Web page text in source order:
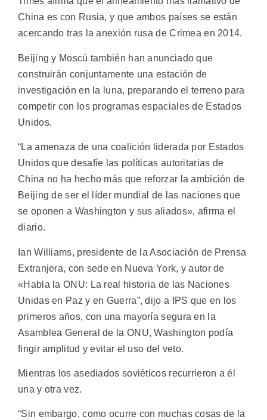
China es con Rusia, y que ambos países se están
acercando tras la anexión rusa de Crimea en 2014.
Beijing y Moscú también han anunciado que
construirán conjuntamente una estación de
investigación en la luna, preparando el terreno para
competir con los programas espaciales de Estados
Unidos.
“La amenaza de una coalición liderada por Estados
Unidos que desafíe las políticas autoritarias de
China no ha hecho más que reforzar la ambición de
Beijing de ser el líder mundial de las naciones que
se oponen a Washington y sus aliados», afirma el
diario.
Ian Williams, presidente de la Asociación de Prensa
Extranjera, con sede en Nueva York, y autor de
«Habla la ONU: La real historia de las Naciones
Unidas en Paz y en Guerra”, dijo a IPS que en los
primeros años, con una mayoría segura en la
Asamblea General de la ONU, Washington podía
fingir amplitud y evitar el uso del veto.
Mientras los asediados soviéticos recurrieron a él
una y otra vez.
“Sin embargo, como ocurre con muchas cosas de la